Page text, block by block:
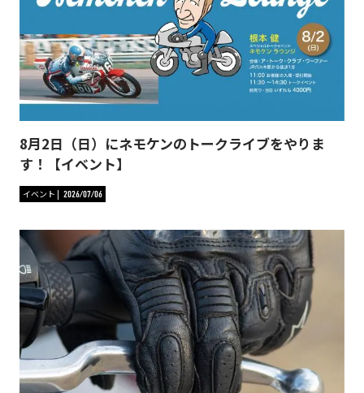
8月2日（日）にネモケンのトークライブをやりま
す！【イベント】
イベント 2026/07/06